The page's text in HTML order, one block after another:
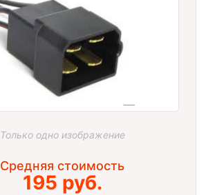
Только одно изображение
Средняя стоимость
195 руб.